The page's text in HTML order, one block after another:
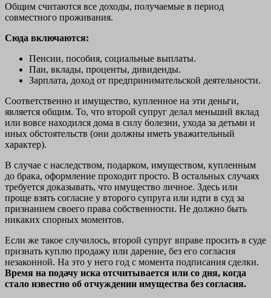
Общим считаются все доходы, получаемые в период
совместного проживания.
Сюда включаются:
Пенсии, пособия, социальные выплаты.
Паи, вклады, проценты, дивиденды.
Зарплата, доход от предпринимательской деятельности.
Соответственно и имущество, купленное на эти деньги,
является общим. То, что второй супруг делал меньший вклад
или вовсе находился дома в силу болезни, ухода за детьми и
иных обстоятельств (они должны иметь уважительный
характер).
В случае с наследством, подарком, имуществом, купленным
до брака, оформление проходит просто. В остальных случаях
требуется доказывать, что имущество личное. Здесь или
проще взять согласие у второго супруга или идти в суд за
признанием своего права собственности. Не должно быть
никаких спорных моментов.
Если же такое случилось, второй супруг вправе просить в суде
признать куплю продажу или дарение, без его согласия
незаконной. На это у него год с момента подписания сделки.
Время на подачу иска отсчитывается или со дня, когда
стало известно об отчуждении имущества без согласия.